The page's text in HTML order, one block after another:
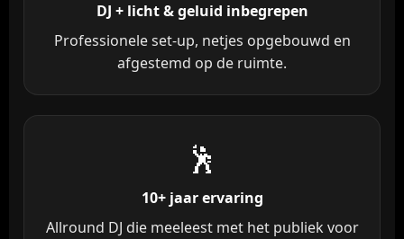
DJ + licht & geluid inbegrepen
Professionele set-up, netjes opgebouwd en
afgestemd op de ruimte.
🕺
10+ jaar ervaring
Allround DJ die meeleest met het publiek voor